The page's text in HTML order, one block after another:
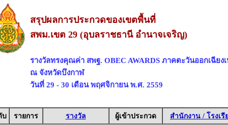
สรุปผลการประกวดของเขตพื้นที่
สพม.เขต 29 (อุบลราชธานี อำนาจเจริญ)
รางวัลทรงคุณค่า สพฐ. OBEC AWARDS ภาคตะวันออกเฉียง
ณ จังหวัดบึงกาฬ
วันที่ 29 - 30 เดือน พฤศจิกายน พ.ศ. 2559
บ รายการ รางวัล ผู้เข้าประกวด สำนักงาน / โรงเรี